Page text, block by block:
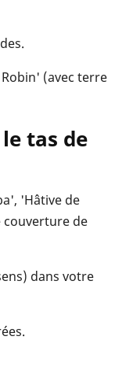
(avec terre
tas de
'Hâtive de
couverture de
dans votre